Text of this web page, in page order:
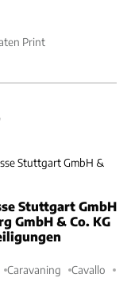
Print
Stuttgart GmbH &
Stuttgart GmbH
GmbH & Co. KG
Caravaning Cavallo